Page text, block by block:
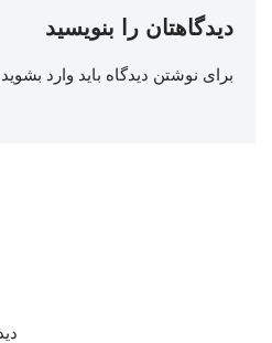
دیدگاهتان را بنویسید
برای نوشتن دیدگاه باید وارد بشوید